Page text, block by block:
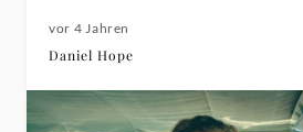
vor 4 Jahren
Daniel Hope